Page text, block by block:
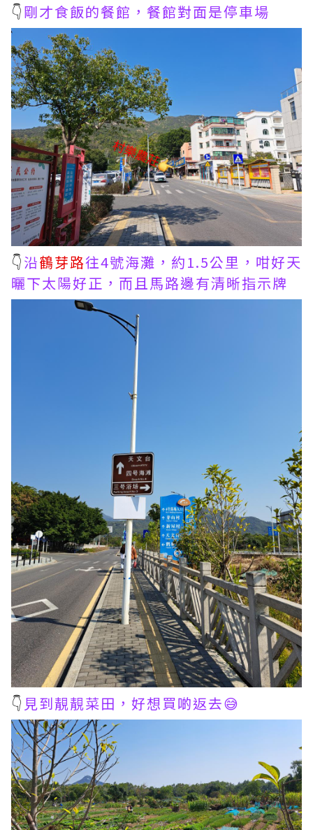
👇剛才食飯的餐館，餐館對面是停車場
👇沿鶴芽路往4號海灘，約1.5公里，咁好天
曬下太陽好正，而且馬路邊有清晰指示牌
👇 見到靚靚菜田，好想買啲返去😅